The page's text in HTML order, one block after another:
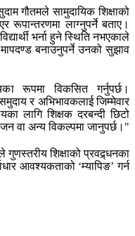
गौतमले सामुदायिक शिक्षाको
रूपान्तरणमा लाग्नुपर्ने बताए।
भर्ना हुने स्थिति नभएकाले
बनाउनुपर्ने उनको सुझाव
रूपमा विकसित गर्नुपर्छ।
र अभिभावकलाई जिम्मेवार
लागि शिक्षक दरबन्दी छिटो
वा अन्य विकल्पमा जानुपर्छ।"
शिक्षाको प्रवद्र्धनका
आवश्यकताको ‘म्यापिङ’ गर्न